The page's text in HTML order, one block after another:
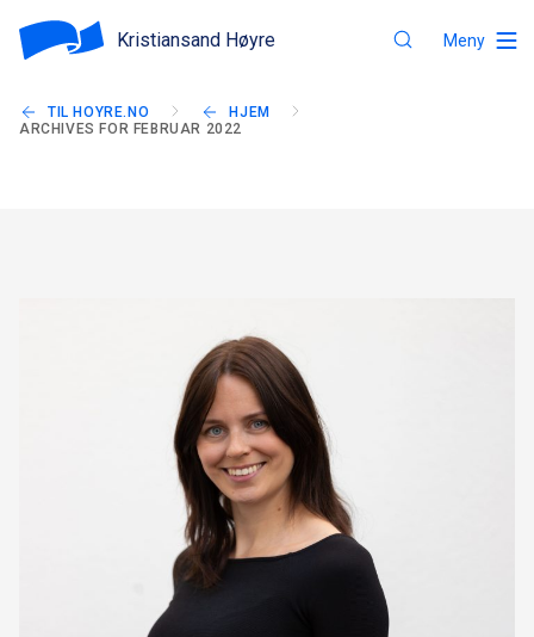
Kristiansand Høyre Meny
TIL HOYRE.NO
HJEM
ARCHIVES FOR FEBRUAR 2022